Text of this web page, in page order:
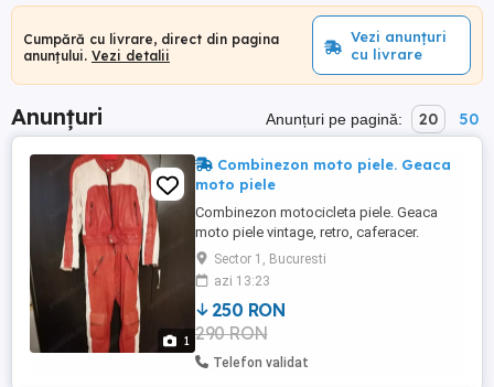
Cumpără cu livrare, direct din pagina
anunțului. Vezi detalii
Vezi anunțuri
cu livrare
Anunțuri Anunțuri pe pagină: 20 50
1
Combinezon moto piele. Geaca
moto piele
Combinezon motocicleta piele. Geaca
moto piele vintage, retro, caferacer.
Mărimea 44. Pret 290 lei. București. Pentru
detalii, lăsați mesaj.
Sector 1, Bucuresti
azi 13:23
250 RON
290 RON
Telefon validat